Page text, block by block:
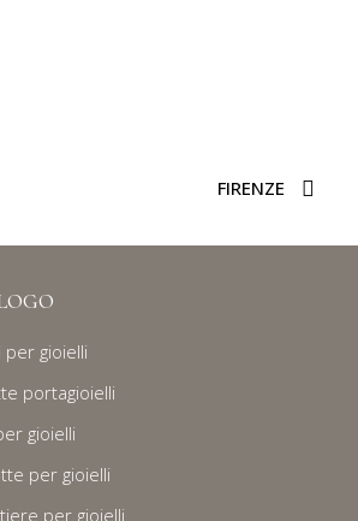
FIRENZE
per gioielli
portagioielli
gioielli
per gioielli
per gioielli